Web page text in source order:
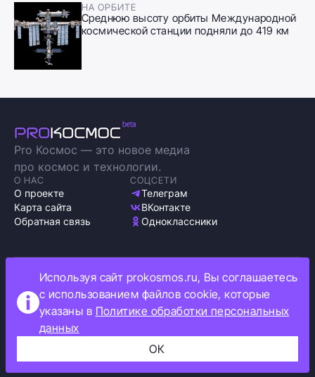
НА ОРБИТЕ
Среднюю высоту орбиты Международной
космической станции подняли до 419 км
Pro Космос — это новое медиа
про космос и технологии.
О НАС
О проекте
Карта сайта
Обратная связь
СОЦСЕТИ
Телеграм
ВКонтакте
Одноклассники
Политика обработки персональных данных
Как мы используем cookie
Информация об ограничениях
Используя сайт prokosmos.ru, Вы соглашаетесь
с использованием файлов cookie, которые
указаны в Политике обработки персональных
данных
ОК